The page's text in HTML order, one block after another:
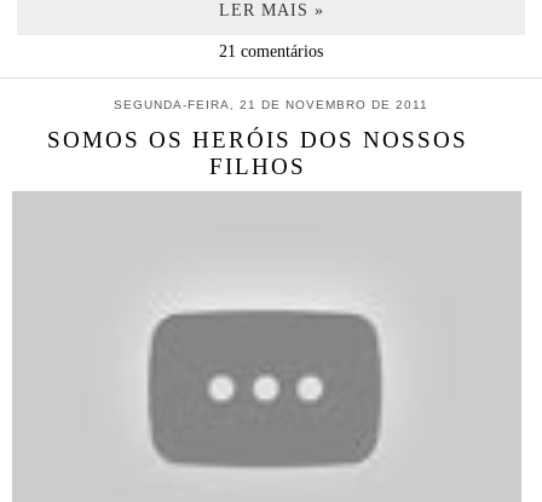
LER MAIS »
21 comentários
SEGUNDA-FEIRA, 21 DE NOVEMBRO DE 2011
SOMOS OS HERÓIS DOS NOSSOS
FILHOS